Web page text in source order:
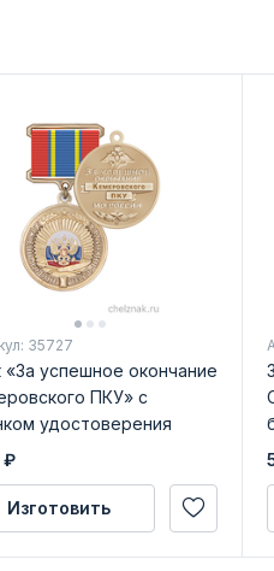
35727
«За успешное окончание
ПКУ» с
удостоверения
₽
Изготовить